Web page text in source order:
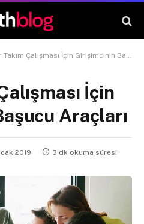
Çalışması İçin Girişimcinin Başucu Araçları
İçin
Araçları
2019 3 dk okuma süresi